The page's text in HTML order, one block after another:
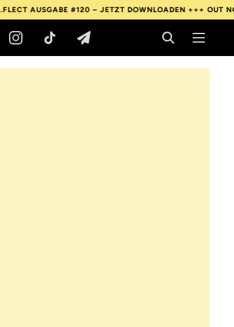
#120 – JETZT DOWNLOADEN +++OUT NOW: RE.FLECT